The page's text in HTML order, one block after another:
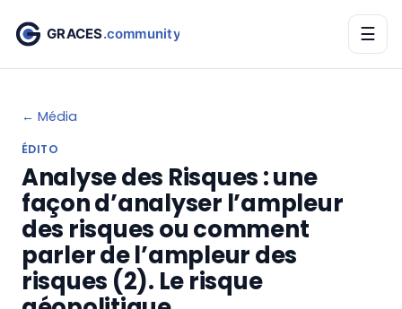
☰
← Média
ÉDITO
Analyse des Risques : une
façon d’analyser l’ampleur
des risques ou comment
parler de l’ampleur des
risques (2). Le risque